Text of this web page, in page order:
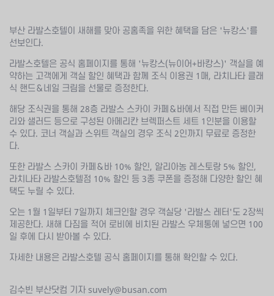
부산 라발스호텔이 새해를 맞아 공홈족을 위한 혜택을 담은 '뉴캉스'를
선보인다.
라발스호텔은 공식 홈페이지를 통해 '뉴캉스(뉴이어+바캉스)' 객실을 예
약하는 고객에게 객실 할인 혜택과 함께 조식 이용권 1매, 라치나타 클래
식 핸드＆네일 크림을 선물로 증정한다.
해당 조식권을 통해 28층 라발스 스카이 카페＆바에서 직접 만든 베이커
리와 샐러드 등으로 구성된 아메리칸 브렉퍼스트 세트 1인분을 이용할
수 있다. 코너 객실과 스위트 객실의 경우 조식 2인까지 무료로 증정한
다.
또한 라발스 스카이 카페＆바 10% 할인, 알리아농 레스토랑 5% 할인,
라치나타 라발스호텔점 10% 할인 등 3종 쿠폰을 증정해 다양한 할인 혜
택도 누릴 수 있다.
오는 1월 1일부터 7일까지 체크인할 경우 객실당 '라발스 레터'도 2장씩
제공한다. 새해 다짐을 적어 로비에 비치된 라발스 우체통에 넣으면 100
일 후에 다시 받아볼 수 있다.
자세한 내용은 라발스호텔 공식 홈페이지를 통해 확인할 수 있다.
김수빈 부산닷컴 기자 suvely@busan.com